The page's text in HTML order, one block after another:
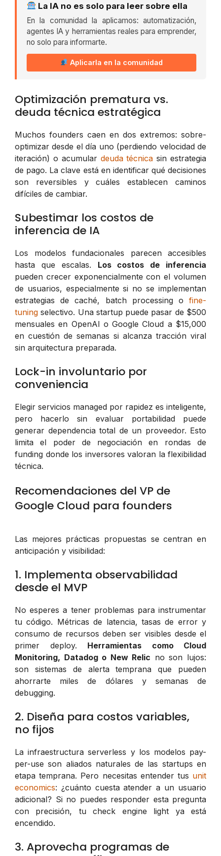
La IA no es solo para leer sobre ella
En la comunidad la aplicamos: automatización,
agentes IA y herramientas reales para emprender,
no solo para informarte.
Aplicarla en la comunidad
Optimización prematura vs.
deuda técnica estratégica
Muchos founders caen en dos extremos: sobre-
optimizar desde el día uno (perdiendo velocidad de
iteración) o acumular deuda técnica sin estrategia
de pago. La clave está en identificar qué decisiones
son reversibles y cuáles establecen caminos
difíciles de cambiar.
Subestimar los costos de
inferencia de IA
Los modelos fundacionales parecen accesibles
hasta que escalas. Los costos de inferencia
pueden crecer exponencialmente con el volumen
de usuarios, especialmente si no se implementan
estrategias de caché, batch processing o fine-
tuning selectivo. Una startup puede pasar de $500
mensuales en OpenAI o Google Cloud a $15,000
en cuestión de semanas si alcanza tracción viral
sin arquitectura preparada.
Lock-in involuntario por
conveniencia
Elegir servicios managed por rapidez es inteligente,
pero hacerlo sin evaluar portabilidad puede
generar dependencia total de un proveedor. Esto
limita el poder de negociación en rondas de
funding donde los inversores valoran la flexibilidad
técnica.
Recomendaciones del VP de
Google Cloud para founders
Las mejores prácticas propuestas se centran en
anticipación y visibilidad:
1. Implementa observabilidad
desde el MVP
No esperes a tener problemas para instrumentar
tu código. Métricas de latencia, tasas de error y
consumo de recursos deben ser visibles desde el
primer deploy. Herramientas como Cloud
Monitoring, Datadog o New Relic no son lujos:
son sistemas de alerta temprana que pueden
ahorrarte miles de dólares y semanas de
debugging.
2. Diseña para costos variables,
no fijos
La infraestructura serverless y los modelos pay-
per-use son aliados naturales de las startups en
etapa temprana. Pero necesitas entender tus unit
economics: ¿cuánto cuesta atender a un usuario
adicional? Si no puedes responder esta pregunta
con precisión, tu check engine light ya está
encendido.
3. Aprovecha programas de